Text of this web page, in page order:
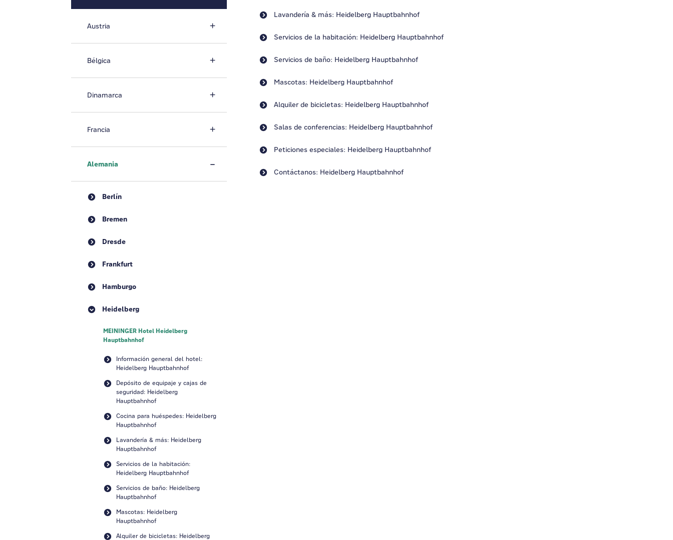
Austria
Bélgica
Dinamarca
Francia
Alemania
Berlín
Bremen
Dresde
Frankfurt
Hamburgo
Heidelberg
MEININGER Hotel Heidelberg
Hauptbahnhof
Información general del hotel:
Heidelberg Hauptbahnhof
Depósito de equipaje y cajas de
seguridad: Heidelberg
Hauptbahnhof
Cocina para huéspedes: Heidelberg
Hauptbahnhof
Lavandería & más: Heidelberg
Hauptbahnhof
Servicios de la habitación:
Heidelberg Hauptbahnhof
Servicios de baño: Heidelberg
Hauptbahnhof
Mascotas: Heidelberg
Hauptbahnhof
Alquiler de bicicletas: Heidelberg
Lavandería & más: Heidelberg Hauptbahnhof
Servicios de la habitación: Heidelberg Hauptbahnhof
Servicios de baño: Heidelberg Hauptbahnhof
Mascotas: Heidelberg Hauptbahnhof
Alquiler de bicicletas: Heidelberg Hauptbahnhof
Salas de conferencias: Heidelberg Hauptbahnhof
Peticiones especiales: Heidelberg Hauptbahnhof
Contáctanos: Heidelberg Hauptbahnhof